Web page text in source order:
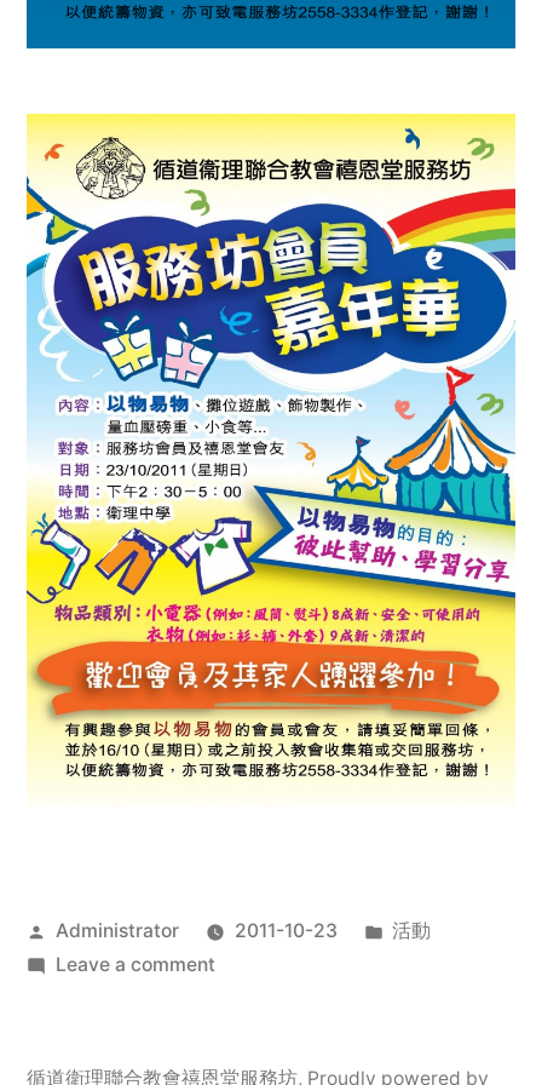
Posted
by
Administrator 2011-10-23
Posted
活動
Leave a commenton
服
循道衛理聯合教會禧恩堂服務坊, Proudly powered by